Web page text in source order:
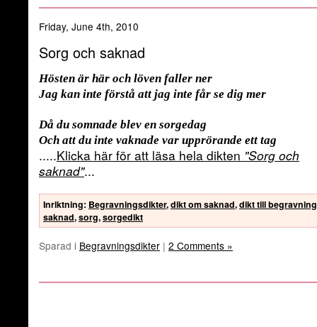
Friday, June 4th, 2010
Sorg och saknad
Hösten är här och löven faller ner
Jag kan inte förstå att jag inte får se dig mer
Då du somnade blev en sorgedag
Och att du inte vaknade var upprörande ett tag
.....Klicka här för att läsa hela dikten "Sorg och
saknad"...
Inriktning: Begravningsdikter,dikt om saknad,dikt till begravning
saknad,sorg,sorgedikt
Sparad i Begravningsdikter | 2 Comments »